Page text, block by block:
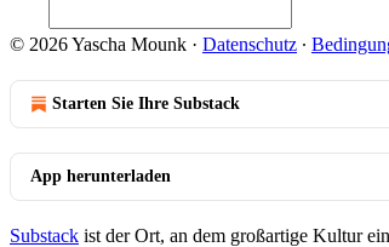
© 2026 Yascha Mounk · Datenschutz ∙
Starten Sie Ihre Substack
App herunterladen
Substack ist der Ort, an dem großartige Kultur